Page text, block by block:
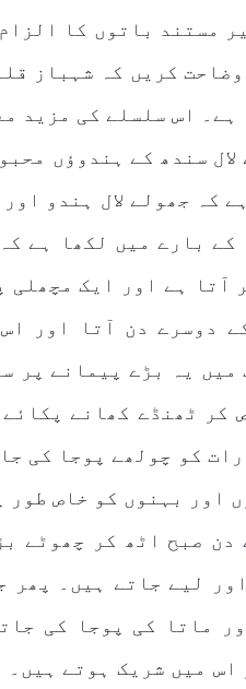
مستند باتوں کا
وضاحت کریں کہ شہباز
ہے۔ اس سلسلے کی مزید
لال سندھ کے ہندوؤں
کہ جھولے لال ہندو
کے بارے میں لکھا ہے
آتا ہے اور ایک
دوسرے دن آتا اور
میں یہ بڑے پیمانے پر
کر ٹھنڈے کھانے
رات کو چولھے پوجا کی
اور بہنوں کو خاص طور
دن صبح اٹھ کر چھوٹے
لیے جاتے ہیں۔ پھر
ماتا کی پوجا کی
اس میں شریک ہوتے